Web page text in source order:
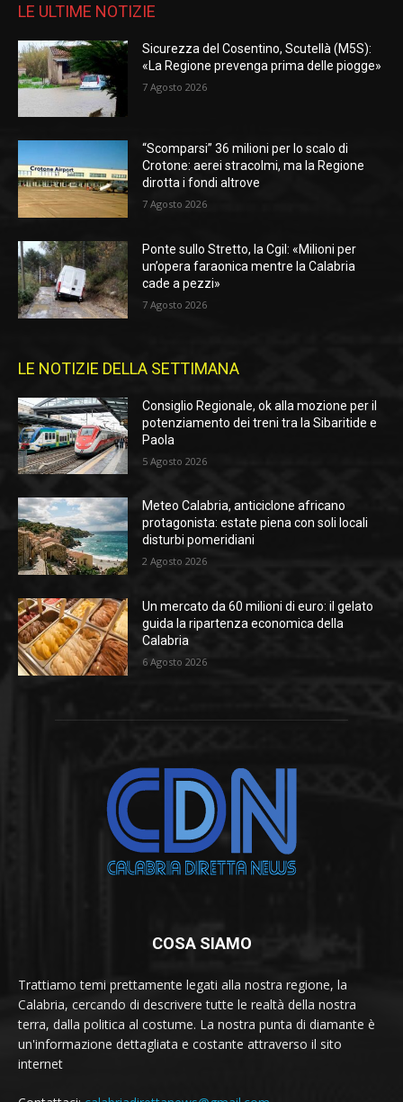
LE ULTIME NOTIZIE
Sicurezza del Cosentino, Scutellà (M5S):
«La Regione prevenga prima delle piogge»
7 Agosto 2026
“Scomparsi” 36 milioni per lo scalo di
Crotone: aerei stracolmi, ma la Regione
dirotta i fondi altrove
7 Agosto 2026
Ponte sullo Stretto, la Cgil: «Milioni per
un’opera faraonica mentre la Calabria
cade a pezzi»
7 Agosto 2026
LE NOTIZIE DELLA SETTIMANA
Consiglio Regionale, ok alla mozione per il
potenziamento dei treni tra la Sibaritide e
Paola
5 Agosto 2026
Meteo Calabria, anticiclone africano
protagonista: estate piena con soli locali
disturbi pomeridiani
2 Agosto 2026
Un mercato da 60 milioni di euro: il gelato
guida la ripartenza economica della
Calabria
6 Agosto 2026
COSA SIAMO
Trattiamo temi prettamente legati alla nostra regione, la
Calabria, cercando di descrivere tutte le realtà della nostra
terra, dalla politica al costume. La nostra punta di diamante è
un'informazione dettagliata e costante attraverso il sito
internet